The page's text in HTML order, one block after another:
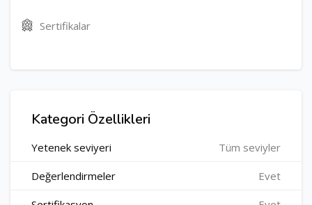
Sertifikalar
Kategori Özellikleri
Yetenek seviyeri Tüm seviyler
Değerlendirmeler Evet